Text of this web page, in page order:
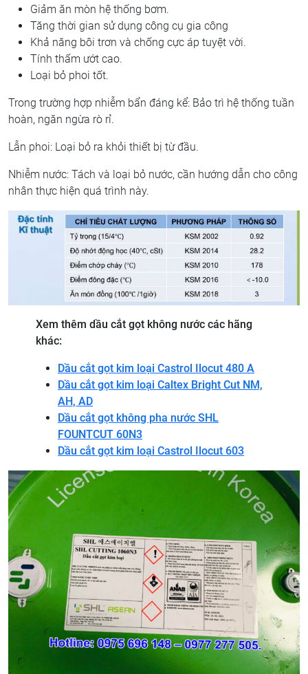
Giảm ăn mòn hệ thống bơm.
Tăng thời gian sử dụng công cụ gia công
Khả năng bôi trơn và chống cực áp tuyệt vời.
Tính thấm ướt cao.
Loại bỏ phoi tốt.
Trong trường hợp nhiễm bẩn đáng kể: Bảo trì hệ thống tuần
hoàn, ngăn ngừa rò rỉ.
Lẫn phoi: Loại bỏ ra khỏi thiết bị từ đầu.
Nhiễm nước: Tách và loại bỏ nước, cần hướng dẫn cho công
nhân thực hiện quá trình này.
Xem thêm dầu cắt gọt không nước các hãng
khác:
Dầu cắt gọt kim loại Castrol Ilocut 480 A
Dầu cắt gọt kim loại Caltex Bright Cut NM,
AH, AD
Dầu cắt gọt không pha nước SHL
FOUNTCUT 60N3
Dầu cắt gọt kim loại Castrol Ilocut 603